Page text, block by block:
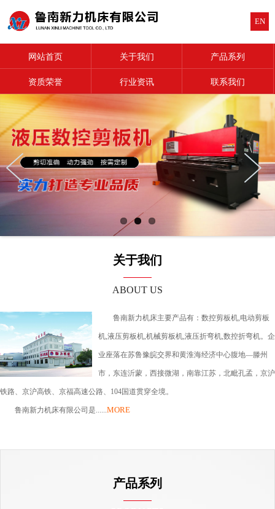
EN
网站首页 关于我们 产品系列
资质荣誉 行业资讯 联系我们
关于我们
ABOUT US
鲁南新力机床主要产品有：数控剪板机,电动剪板
机,液压剪板机,机械剪板机,液压折弯机,数控折弯机。企
业座落在苏鲁豫皖交界和黄淮海经济中心腹地—滕州
市，东连沂蒙，西接微湖，南靠江苏，北毗孔孟，京沪
铁路、京沪高铁、京福高速公路、104国道贯穿全境。
鲁南新力机床有限公司是......MORE
产品系列